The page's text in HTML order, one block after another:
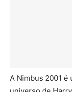
A Nimbus 2001 é